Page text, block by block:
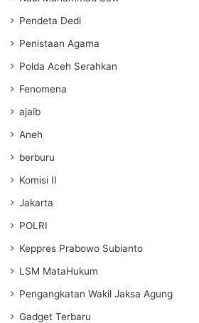
Pendeta Dedi
Penistaan Agama
Polda Aceh Serahkan
Fenomena
ajaib
Aneh
berburu
Komisi II
Jakarta
POLRI
Keppres Prabowo Subianto
LSM MataHukum
Pengangkatan Wakil Jaksa Agung
Gadget Terbaru